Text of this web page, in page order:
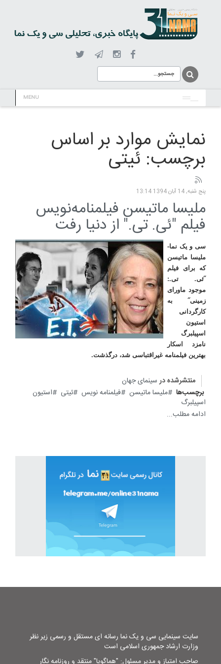
MENU
نمایش موارد بر اساس
برچسب: ئیتی
پنج شنبه, 14 آبان 1394 13:14
ملیسا ماتیسن فیلمنامه‌نویس
فیلم "ئی. تی." از دنیا رفت
سی و یک نما-
ملیسا ماتیسن
که برای فیلم
˝ئی. تی.:
موجود ماورای
زمینی˝ به
کارگردانی
استیون
اسپیلبرگ
نامزد اسکار
بهترین فیلمنامه غیراقتباسی شد، درگذشت.
منتشرشده در سینمای جهان
برچسب‌ها
ملیسا ماتیسن فیلمنامه نویس ئیتی
استیون
اسپیلبرگ
ادامه مطلب...
سایت سینمایی سی و یک نما رسانه ای مستقل و رسمی زیر نظر
وزارت ارشاد جمهوری اسلامی است
صاحب امتیاز و مدیر مسئول: "هماگویا" منتقد و روزنامه نگار